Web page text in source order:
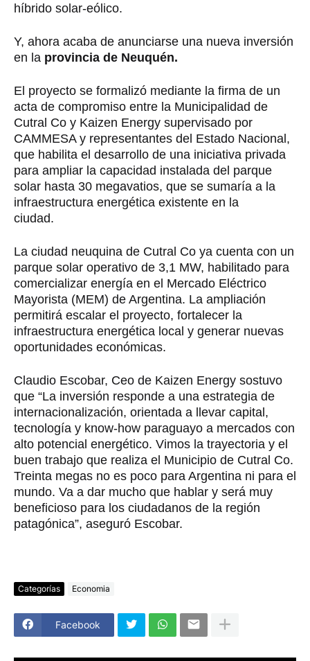
híbrido solar-eólico.
Y, ahora acaba de anunciarse una nueva inversión
en la provincia de Neuquén.
El proyecto se formalizó mediante la firma de un
acta de compromiso entre la Municipalidad de
Cutral Co y Kaizen Energy supervisado por
CAMMESA y representantes del Estado Nacional,
que habilita el desarrollo de una iniciativa privada
para ampliar la capacidad instalada del parque
solar hasta 30 megavatios, que se sumaría a la
infraestructura energética existente en la
ciudad.
La ciudad neuquina de Cutral Co ya cuenta con un
parque solar operativo de 3,1 MW, habilitado para
comercializar energía en el Mercado Eléctrico
Mayorista (MEM) de Argentina. La ampliación
permitirá escalar el proyecto, fortalecer la
infraestructura energética local y generar nuevas
oportunidades económicas.
Claudio Escobar, Ceo de Kaizen Energy sostuvo
que “La inversión responde a una estrategia de
internacionalización, orientada a llevar capital,
tecnología y know-how paraguayo a mercados con
alto potencial energético. Vimos la trayectoria y el
buen trabajo que realiza el Municipio de Cutral Co.
Treinta megas no es poco para Argentina ni para el
mundo. Va a dar mucho que hablar y será muy
beneficioso para los ciudadanos de la región
patagónica”, aseguró Escobar.
Categorías Economia
Facebook